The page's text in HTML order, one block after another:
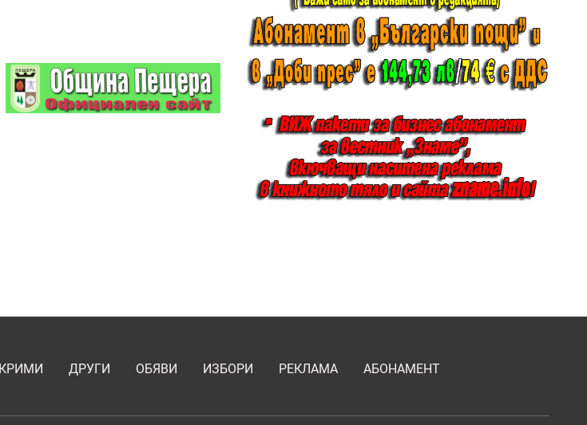
КРИМИ ДРУГИ ОБЯВИ ИЗБОРИ РЕКЛАМА АБОНАМЕНТ